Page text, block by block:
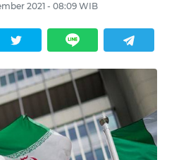
2021 - 08:09 WIB